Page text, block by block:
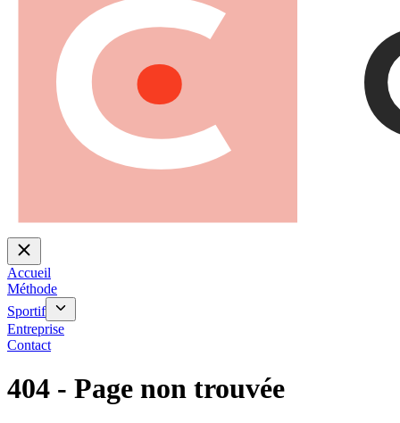
Accueil
Méthode
Sportif
Entreprise
Contact
404 - Page non trouvée